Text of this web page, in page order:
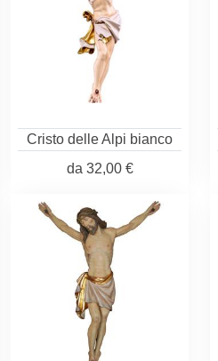
Cristo delle Alpi bianco
da 32,00 €